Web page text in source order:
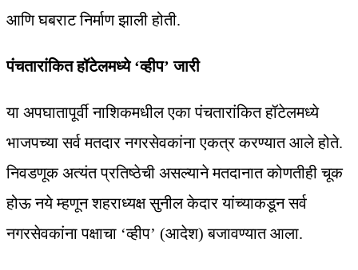
आणि घबराट निर्माण झाली होती.
पंचतारांकित हॉटेलमध्ये ‘व्हीप’ जारी
या अपघातापूर्वी नाशिकमधील एका पंचतारांकित हॉटेलमध्ये
भाजपच्या सर्व मतदार नगरसेवकांना एकत्र करण्यात आले होते.
निवडणूक अत्यंत प्रतिष्ठेची असल्याने मतदानात कोणतीही चूक
होऊ नये म्हणून शहराध्यक्ष सुनील केदार यांच्याकडून सर्व
नगरसेवकांना पक्षाचा ‘व्हीप’ (आदेश) बजावण्यात आला.